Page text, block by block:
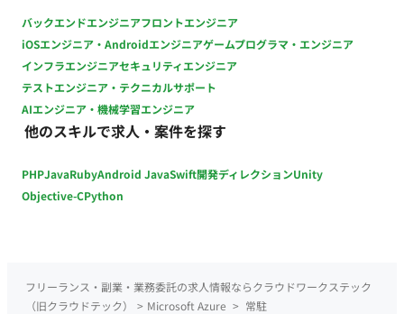
バックエンドエンジニアフロントエンジニア
iOSエンジニア・Androidエンジニアゲームプログラマ・エンジニア
インフラエンジニアセキュリティエンジニア
テストエンジニア・テクニカルサポート
AIエンジニア・機械学習エンジニア
他のスキルで求人・案件を探す
PHPJavaRubyAndroid JavaSwift開発ディレクションUnity
Objective-CPython
フリーランス・副業・業務委託の求人情報ならクラウドワークステック
（旧クラウドテック）
> Microsoft Azure > 常駐